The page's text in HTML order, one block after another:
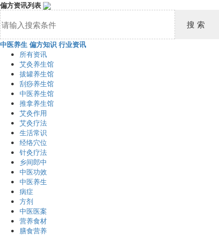
偏方资讯列表
中医养生 偏方知识 行业资讯
所有资讯
艾灸养生馆
拔罐养生馆
刮痧养生馆
中医养生馆
推拿养生馆
艾灸作用
艾灸疗法
生活常识
经络穴位
针灸疗法
乡间郎中
中医功效
中医养生
病症
方剂
中医医案
营养食材
膳食营养